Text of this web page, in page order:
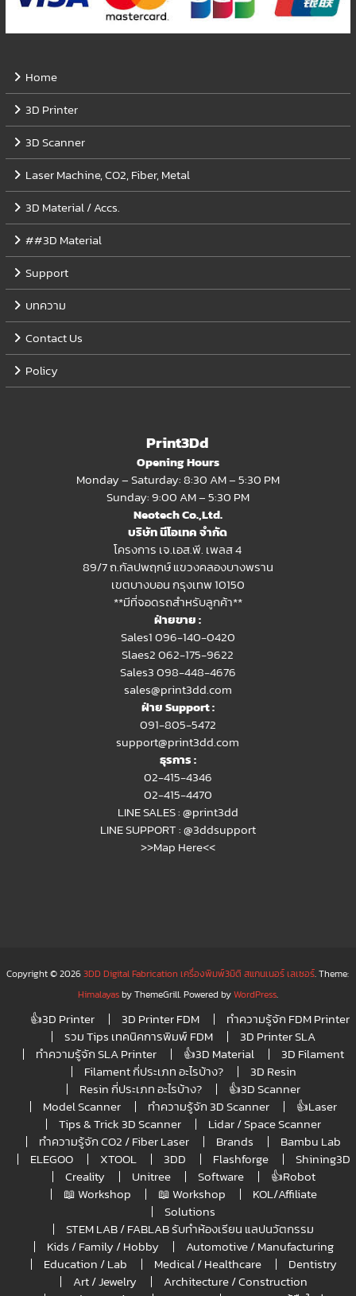
Home
3D Printer
3D Scanner
Laser Machine, CO2, Fiber, Metal
3D Material / Accs.
##3D Material
Support
บทความ
Contact Us
Policy
Print3Dd
Opening Hours
Monday – Saturday: 8:30 AM – 5:30 PM
Sunday: 9:00 AM – 5:30 PM
Neotech Co.,Ltd.
บริษัท นีโอเทค จำกัด
โครงการ เจ.เอส.พี. เพลส 4
89/7 ถ.กัลปพฤกษ์ แขวงคลองบางพราน
เขตบางบอน กรุงเทพ 10150
**มีที่จอดรถสำหรับลูกค้า**
ฝ่ายขาย :
Sales1 096-140-0420
Slaes2062-175-9622
Sales3 098-448-4676
sales@print3dd.com
ฝ่าย Support :
091-805-5472
support@print3dd.com
ธุรการ :
02-415-4346
02-415-4470
LINE SALES :@print3dd
LINE SUPPORT :@3ddsupport
>>Map Here<<
Copyright © 20263DD Digital Fabrication เครื่องพิมพ์3มิติ สแกนเนอร์ เลเซอร์. Theme:
Himalayasby ThemeGrill. Powered byWordPress.
👍3D Printer 3D Printer FDM
ทำความรู้จัก FDM Printer
รวม Tips เทคนิคการพิมพ์ FDM
3D Printer SLA
ทำความรู้จัก SLA Printer
👍3D Material
3D Filament
Filament กี่ประเภท อะไรบ้าง?
3D Resin
Resin กี่ประเภท อะไรบ้าง?
👍3D Scanner
Model Scanner
ทำความรู้จัก 3D Scanner
👍Laser
Tips & Trick 3D Scanner
Lidar / Space Scanner
ทำความรู้จัก CO2 / Fiber Laser
Brands
Bambu Lab
ELEGOO
XTOOL 3DD Flashforge
Shining3D
Creality
Unitree Software
👍Robot
📖 Workshop
📖 Workshop
KOL/Affiliate
Solutions
STEM LAB / FABLAB รับทำห้องเรียน แลปนวัตกรรม
Kids / Family / Hobby
Automotive / Manufacturing
Education / Lab
Medical / Healthcare
Dentistry
Art / Jewelry
Architecture / Construction